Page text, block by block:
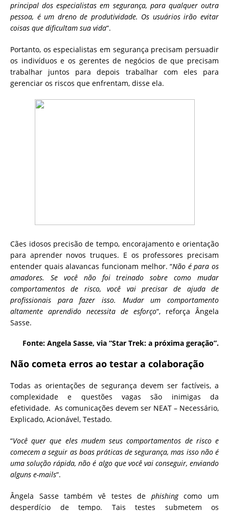
principal dos especialistas em segurança, para qualquer outra
pessoa, é um dreno de produtividade. Os usuários irão evitar
coisas que dificultam sua vida“.
Portanto, os especialistas em segurança precisam persuadir
os indivíduos e os gerentes de negócios de que precisam
trabalhar juntos para depois trabalhar com eles para
gerenciar os riscos que enfrentam, disse ela.
Cães idosos precisão de tempo, encorajamento e orientação
para aprender novos truques. E os professores precisam
entender quais alavancas funcionam melhor. “Não é para os
amadores. Se você não foi treinado sobre como mudar
comportamentos de risco, você vai precisar de ajuda de
profissionais para fazer isso. Mudar um comportamento
altamente aprendido necessita de esforço“, reforça Ângela
Sasse.
Fonte: Angela Sasse, via “Star Trek: a próxima geração”.
Não cometa erros ao testar a colaboração
Todas as orientações de segurança devem ser factíveis, a
complexidade e questões vagas são inimigas da
efetividade. As comunicações devem ser NEAT – Necessário,
Explicado, Acionável, Testado.
“Você quer que eles mudem seus comportamentos de risco e
comecem a seguir as boas práticas de segurança, mas isso não é
uma solução rápida, não é algo que você vai conseguir, enviando
alguns e-mails“.
Ângela Sasse também vê testes de phishingcomo um
desperdício de tempo. Tais testes submetem os